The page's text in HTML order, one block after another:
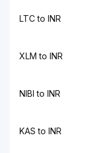
LTC to INR
XLM to INR
NIBI to INR
KAS to INR